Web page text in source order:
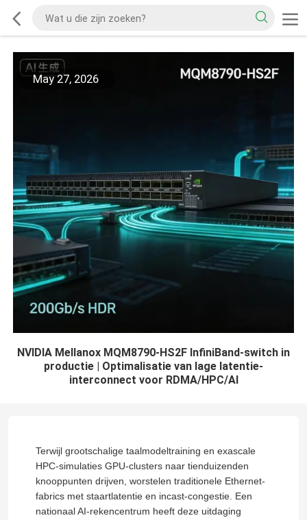
May 27, 2026
NVIDIA Mellanox MQM8790-HS2F InfiniBand-switch in
productie | Optimalisatie van lage latentie-
interconnect voor RDMA/HPC/AI
Terwijl grootschalige taalmodeltraining en exascale
HPC-simulaties GPU-clusters naar tienduizenden
knooppunten drijven, worstelen traditionele Ethernet-
fabrics met staartlatentie en incast-congestie. Een
nationaal AI-rekencentrum heeft deze uitdaging